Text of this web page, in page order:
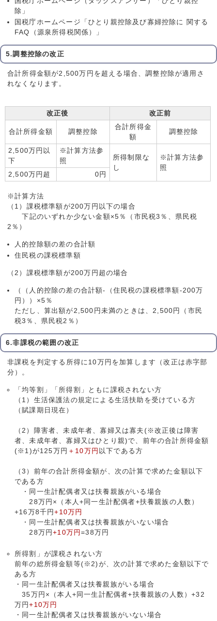
除」
国税庁ホームページ「ひとり親控除及び寡婦控除に 関する
FAQ（源泉所得税関係）」
5.調整控除の改正
合計所得金額が2,500万円を超える場合、調整控除が適用さ
れなくなります。
改正後 改正前
合計所得金額 調整控除
合計所得金
額
調整控除
2,500万円以
下
※計算方法参
照
所得制限な
し
※計算方法参
照
2,500万円超
0円
※計算方法
（1）課税標準額が200万円以下の場合
下記のいずれか少ない金額×5％（市民税3％、県民税
2％）
人的控除額の差の合計額
住民税の課税標準額
（2）課税標準額が200万円超の場合
（（人的控除の差の合計額-（住民税の課税標準額-200万
円））×5％
ただし、算出額が2,500円未満のときは、2,500円（市民
税3％、県民税2％）
6.非課税の範囲の改正
非課税を判定する所得に10万円を加算します（改正は赤字部
分）。
「均等割」「所得割」ともに課税されない方
（1）生活保護法の規定による生活扶助を受けている方
（賦課期日現在）
（2）障害者、未成年者、寡婦又は寡夫(※改正後は障害
者、未成年者、寡婦又はひとり親)で、前年の合計所得金額
(※1)が125万円 ＋10万円 以下である方
（3）前年の合計所得金額が、次の計算で求めた金額以下
である方
・同一生計配偶者又は扶養親族がいる場合
28万円×（本人+同一生計配偶者+扶養親族の人数）
+16万8千円+10万円
・同一生計配偶者又は扶養親族がいない場合
28万円+10万円=38万円
所得割」が課税されない方
前年の総所得金額等(※2)が、次の計算で求めた金額以下で
ある方
・同一生計配偶者又は扶養親族がいる場合
35万円×（本人+同一生計配偶者+扶養親族の人数）+32
万円+10万円
・同一生計配偶者又は扶養親族がいない場合